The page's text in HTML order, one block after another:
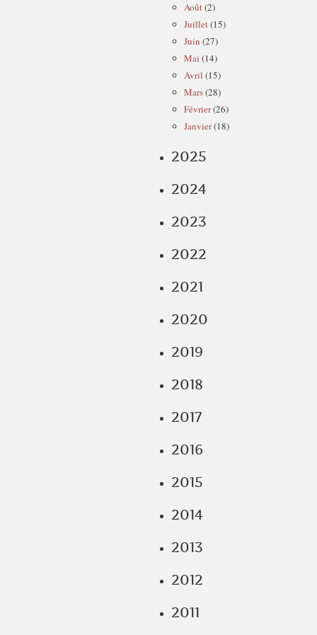
Août(2)
Juillet(15)
Juin (27)
Mai (14)
Avril (15)
Mars(28)
Février(26)
Janvier(18)
2025
2024
2023
2022
2021
2020
2019
2018
2017
2016
2015
2014
2013
2012
2011